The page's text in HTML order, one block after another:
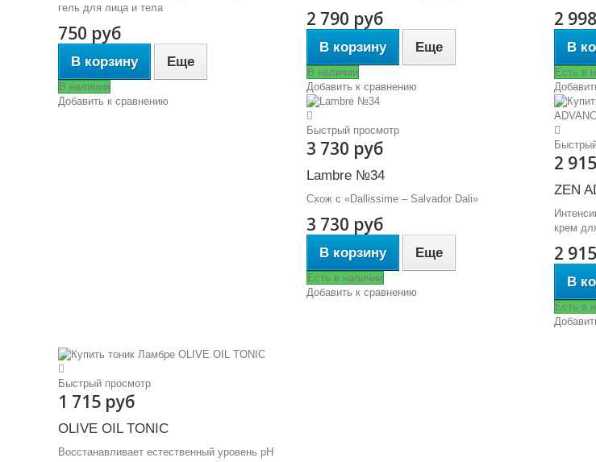
гель для лица и тела
750 руб
В корзину Еще
В наличии
Добавить к сравнению
2 790 руб
В корзину Еще
В наличии
Добавить к сравнению
2
В
Есть в
Быстрый просмотр
3 730 руб
Lambre №34
Схож с «Dallissime – Salvador Dali»
3 730 руб
В корзину Еще
Есть в наличии
Добавить к сравнению
2
ZEN
крем
2
В
Есть в
Быстрый просмотр
1 715 руб
OLIVE OIL TONIC
Восстанавливает естественный уровень рН